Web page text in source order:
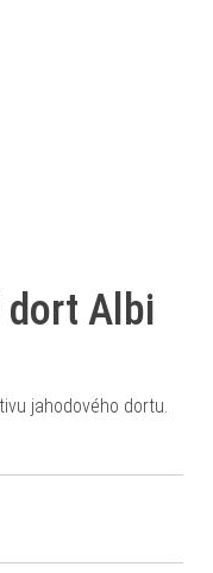
dort Albi
jahodového dortu.